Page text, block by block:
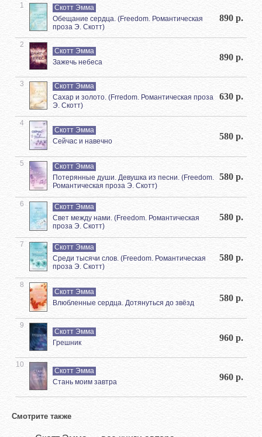
1
Скотт Эмма
Обещание сердца. (Freedom. Романтическая
проза Э. Скотт)
890 р.
2
Скотт Эмма
Зажечь небеса
890 р.
3
Скотт Эмма
Сахар и золото. (Frredom. Романтическая проза
Э. Скотт)
630 р.
4
Скотт Эмма
Сейчас и навечно
580 р.
5
Скотт Эмма
Потерянные души. Девушка из песни. (Freedom.
Романтическая проза Э. Скотт)
580 р.
6
Скотт Эмма
Свет между нами. (Freedom. Романтическая
проза Э. Скотт)
580 р.
7
Скотт Эмма
Среди тысячи слов. (Freedom. Романтическая
проза Э. Скотт)
580 р.
8
Скотт Эмма
Влюбленные сердца. Дотянуться до звёзд
580 р.
9
Скотт Эмма
Грешник
960 р.
10
Скотт Эмма
Стань моим завтра
960 р.
Смотрите также